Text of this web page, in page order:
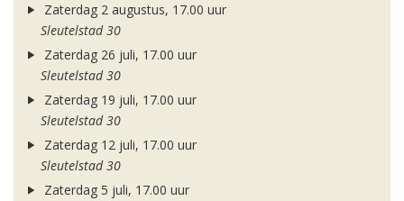
Zaterdag 2 augustus, 17.00 uur
Sleutelstad 30
Zaterdag 26 juli, 17.00 uur
Sleutelstad 30
Zaterdag 19 juli, 17.00 uur
Sleutelstad 30
Zaterdag 12 juli, 17.00 uur
Sleutelstad 30
Zaterdag 5 juli, 17.00 uur